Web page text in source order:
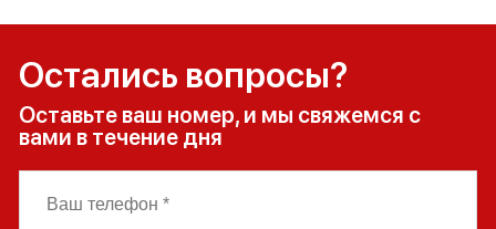
Остались вопросы?
Оставьте ваш номер, и мы свяжемся с
вами в течение дня